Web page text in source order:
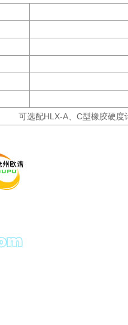
可选配HLX-A、C型橡胶硬